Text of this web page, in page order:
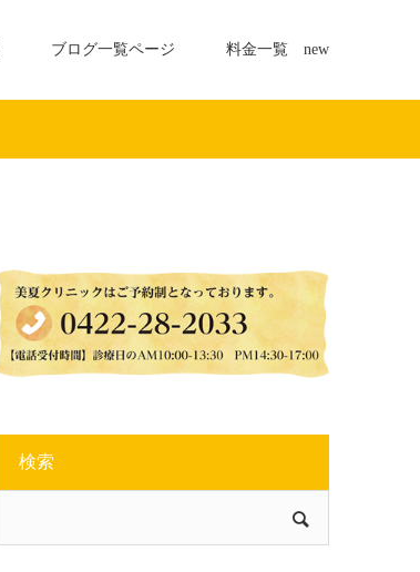
ブログ一覧ページ 料金一覧 new
検索